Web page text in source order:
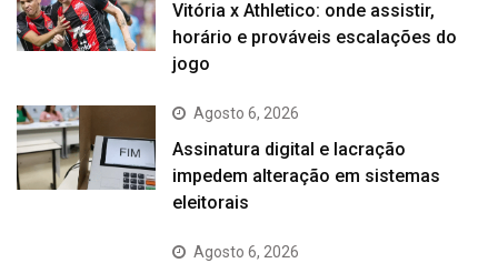
Vitória x Athletico: onde assistir,
horário e prováveis escalações do
jogo
Agosto 6, 2026
Assinatura digital e lacração
impedem alteração em sistemas
eleitorais
Agosto 6, 2026